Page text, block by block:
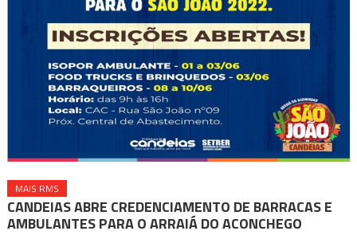
MAIS RMS
CANDEIAS ABRE CREDENCIAMENTO DE BARRACAS E
AMBULANTES PARA O ARRAIÁ DO ACONCHEGO